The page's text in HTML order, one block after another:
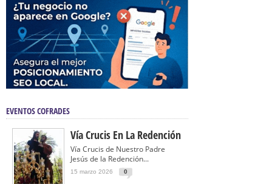
EVENTOS COFRADES
Vía Crucis En La Redención
Vía Crucis de Nuestro Padre
Jesús de la Redención...
15 marzo 2026 0